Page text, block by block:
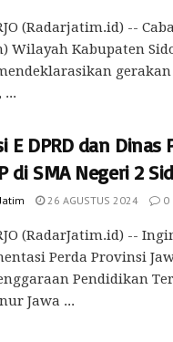
(Radarjatim.id) --
Wilayah Kabupaten
gerakan
...
E DPRD dan
di SMA Negeri 2
26 AGUSTUS 2024 0
(RadarJatim.id) --
Perda Provinsi
Pendidikan
Jawa ...